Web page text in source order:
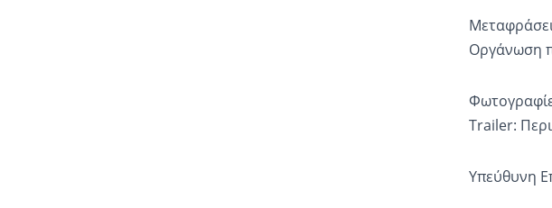
Οργάνωση
Trailer:
Υπεύθυνη